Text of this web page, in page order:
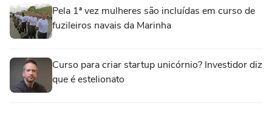
Pela 1ª vez mulheres são incluídas em curso de
fuzileiros navais da Marinha
Curso para criar startup unicórnio? Investidor diz
que é estelionato